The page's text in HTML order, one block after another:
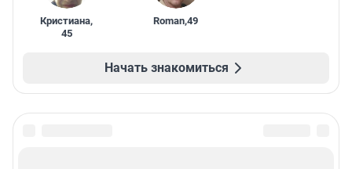
Кристиана,
45
Roman,49
Начать знакомиться